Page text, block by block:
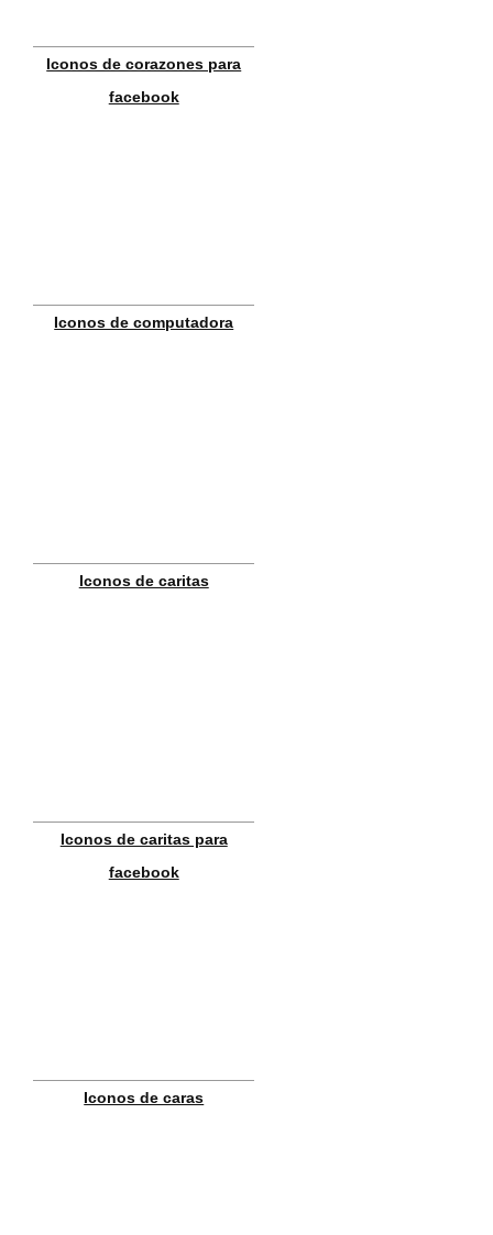
Iconos de corazones para
facebook
Iconos de computadora
Iconos de caritas
Iconos de caritas para
facebook
Iconos de caras